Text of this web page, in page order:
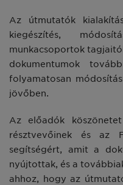
Az útmutatók
kiegészítés,
munkacsoportok
dokumentumok
folyamatosan
jövőben.
Az előadók
résztvevőinek és az
segítségért, amit a
nyújtottak, és a
ahhoz, hogy az